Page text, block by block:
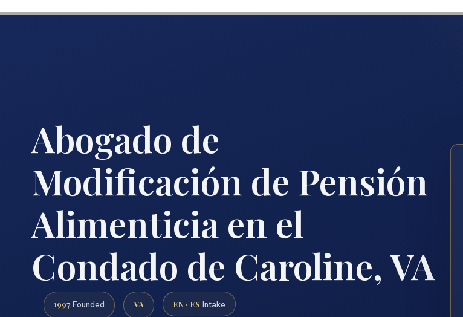
Abogado de
Modificación de Pensión
Alimenticia en el
Condado de Caroline, VA
1997 Founded VA EN · ES Intake